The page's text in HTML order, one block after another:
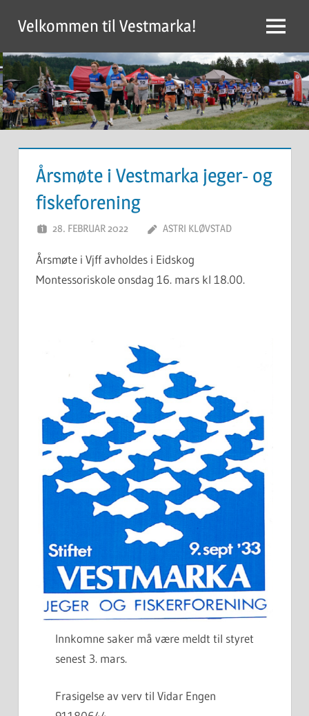
content
Velkommen til Vestmarka! Menu
Årsmøte i Vestmarka jeger- og
fiskeforening
28. FEBRUAR 2022 ASTRI KLØVSTAD
Årsmøte i Vjff avholdes i Eidskog
Montessoriskole onsdag 16. mars kl 18.00.
Innkomne saker må være meldt til styret
senest 3. mars.
Frasigelse av verv til Vidar Engen